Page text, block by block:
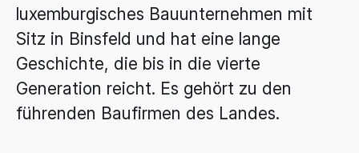
Search-Marketing (SEO/GEO)
Online Werbung (SEA/SMA)
Social Media Marketing (SMM)
E-Mail Marketing
luxemburgisches Bauunternehmen mit
Sitz in Binsfeld und hat eine lange
Geschichte, die bis in die vierte
Generation reicht. Es gehört zu den
führenden Baufirmen des Landes.